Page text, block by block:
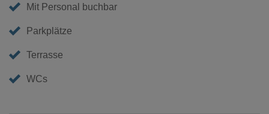
Mit Personal buchbar
Parkplätze
Terrasse
WCs